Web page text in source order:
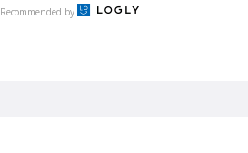
Recommended by